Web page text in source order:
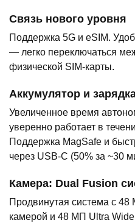
Связь нового уровня
Поддержка 5G и eSIM.
— легко переключаться
физической SIM-карты.
Аккумулятор и
Увеличенное время
уверенно работает в
Поддержка MagSafe и
через USB-C (50% за ~30
Камера: Dual Fusion
Продвинутая система с
камерой и 48 МП Ultra